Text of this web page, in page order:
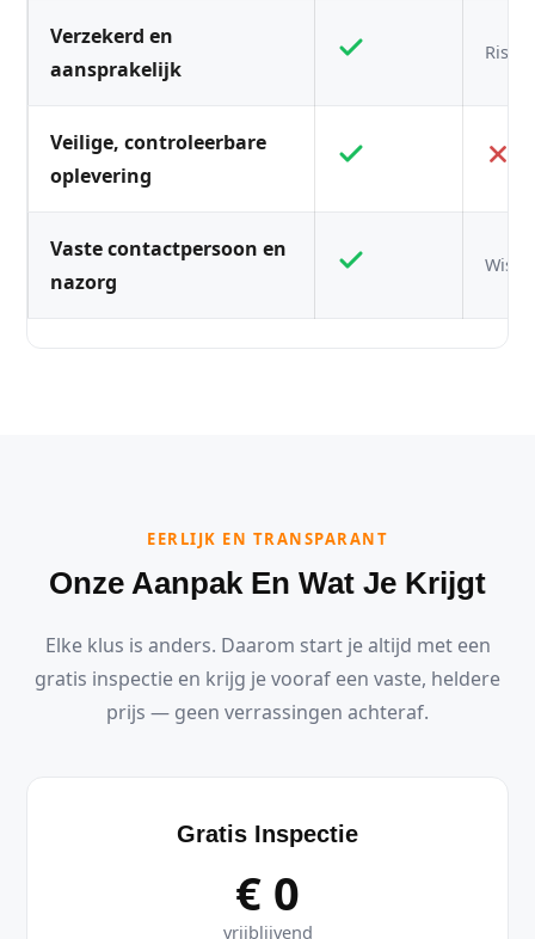
Verzekerd en
aansprakelijk
Veilige, controleerbare
oplevering
Vaste contactpersoon en
nazorg
EERLIJK EN TRANSPARANT
Onze Aanpak En Wat Je Krijgt
Elke klus is anders. Daarom start je altijd met een
gratis inspectie en krijg je vooraf een vaste, heldere
prijs — geen verrassingen achteraf.
Gratis Inspectie
€ 0
vrijblijvend